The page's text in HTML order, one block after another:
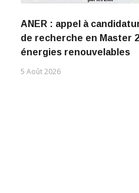
ANER : appel à
de recherche en Master
énergies renouvelables
5 Août 2026